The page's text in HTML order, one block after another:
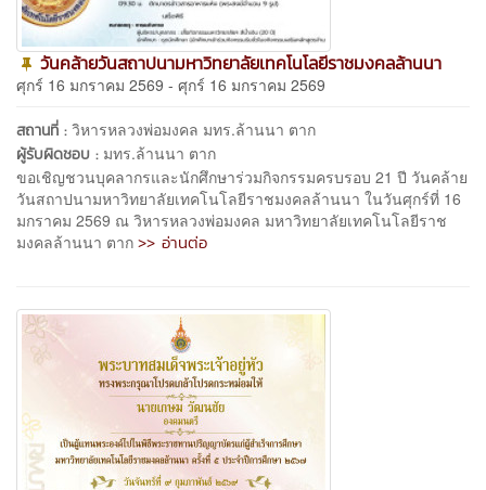
วันคล้ายวันสถาปนามหาวิทยาลัยเทคโนโลยีราชมงคลล้านนา
ศุกร์ 16 มกราคม 2569 - ศุกร์ 16 มกราคม 2569
สถานที่ : วิหารหลวงพ่อมงคล มทร.ล้านนา ตาก
ผู้รับผิดชอบ : มทร.ล้านนา ตาก
ขอเชิญชวนบุคลากรและนักศึกษาร่วมกิจกรรมครบรอบ 21 ปี วันคล้าย
วันสถาปนามหาวิทยาลัยเทคโนโลยีราชมงคลล้านนา ในวันศุกร์ที่ 16
มกราคม 2569 ณ วิหารหลวงพ่อมงคล มหาวิทยาลัยเทคโนโลยีราช
มงคลล้านนา ตาก >> อ่านต่อ